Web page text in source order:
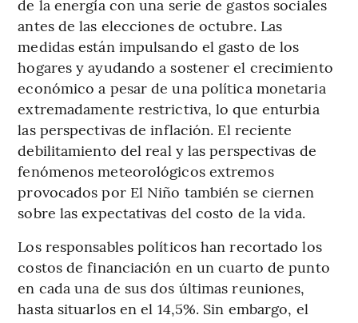
de la energía con una serie de gastos sociales
antes de las elecciones de octubre. Las
medidas están impulsando el gasto de los
hogares y ayudando a sostener el crecimiento
económico a pesar de una política monetaria
extremadamente restrictiva, lo que enturbia
las perspectivas de inflación. El reciente
debilitamiento del real y las perspectivas de
fenómenos meteorológicos extremos
provocados por El Niño también se ciernen
sobre las expectativas del costo de la vida.
Los responsables políticos han recortado los
costos de financiación en un cuarto de punto
en cada una de sus dos últimas reuniones,
hasta situarlos en el 14,5%. Sin embargo, el